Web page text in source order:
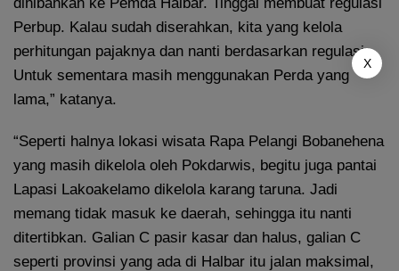
Perbup. Kalau sudah diserahkan, kita yang kelola
perhitungan pajaknya dan nanti berdasarkan regulasi.
Untuk sementara masih menggunakan Perda yang
lama,” katanya.
“Seperti halnya lokasi wisata Rapa Pelangi Bobanehena
yang masih dikelola oleh Pokdarwis, begitu juga pantai
Lapasi Lakoakelamo dikelola karang taruna. Jadi
memang tidak masuk ke daerah, sehingga itu nanti
ditertibkan. Galian C pasir kasar dan halus, galian C
seperti provinsi yang ada di Halbar itu jalan maksimal,
X